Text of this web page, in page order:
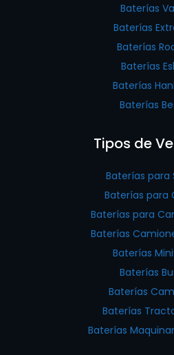
Baterías
Baterías
Baterías
Baterías
Baterías
Baterías
Tipos de
Baterías para
Baterías para
Baterías para
Baterías
Baterías
Baterías
Baterías
Baterías
Baterías